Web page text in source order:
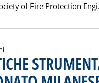
of Fire Protection